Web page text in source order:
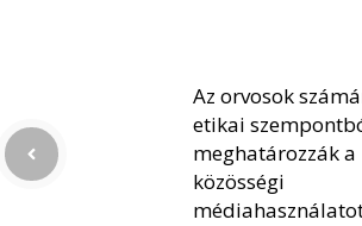
Az orvosok
etikai
meghatározzák a
közösségi